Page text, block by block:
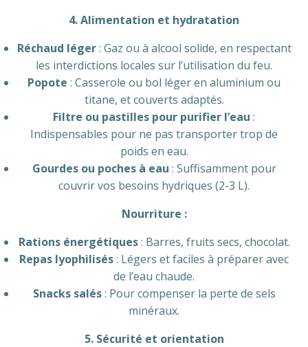
4. Alimentation et hydratation
Réchaud léger: Gaz ou à alcool solide, en respectant
les interdictions locales sur l’utilisation du feu.
Popote : Casserole ou bol léger en aluminium ou
titane, et couverts adaptés.
Filtre ou pastilles pour purifier l’eau :
Indispensables pour ne pas transporter trop de
poids en eau.
Gourdes ou poches à eau : Suffisamment pour
couvrir vos besoins hydriques (2-3 L).
Nourriture :
Rations énergétiques: Barres, fruits secs, chocolat.
Repas lyophilisés: Légers et faciles à préparer avec
de l’eau chaude.
Snacks salés: Pour compenser la perte de sels
minéraux.
5. Sécurité et orientation